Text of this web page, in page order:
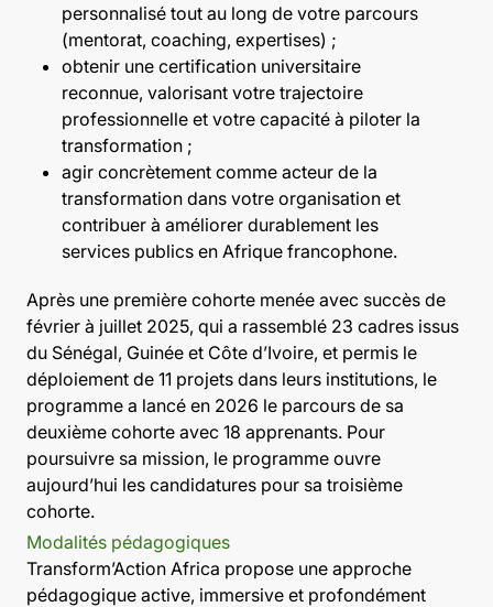
personnalisé tout au long de votre parcours
(mentorat, coaching, expertises) ;
obtenir une certification universitaire
reconnue, valorisant votre trajectoire
professionnelle et votre capacité à piloter la
transformation ;
agir concrètement comme acteur de la
transformation dans votre organisation et
contribuer à améliorer durablement les
services publics en Afrique francophone.
Après une première cohorte menée avec succès de
février à juillet 2025, qui a rassemblé 23 cadres issus
du Sénégal, Guinée et Côte d’Ivoire, et permis le
déploiement de 11 projets dans leurs institutions, le
programme a lancé en 2026 le parcours de sa
deuxième cohorte avec 18 apprenants. Pour
poursuivre sa mission, le programme ouvre
aujourd’hui les candidatures pour sa troisième
cohorte.
Modalités pédagogiques
Transform’Action Africa propose une approche
pédagogique active, immersive et profondément